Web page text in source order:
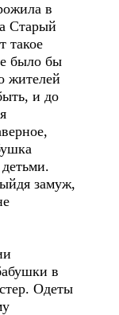
в
Старый
такое
было бы
жителей
и до
замуж,
в
Одеты